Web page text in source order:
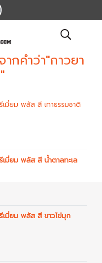
กคำว่า"กาวยา
เมี่ยม พลัส สี เทาธรรมชาติ
เมี่ยม พลัส สี น้ำตาลทะเล
เมี่ยม พลัส สี ขาวไข่มุก